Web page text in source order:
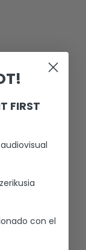
FIRST
con el